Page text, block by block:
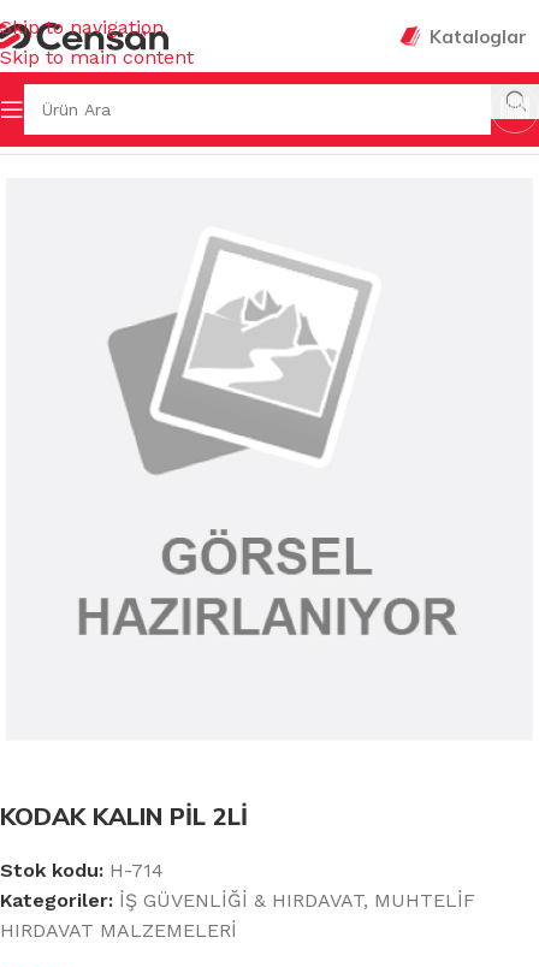
Skip to navigation
Skip to main content
Kataloglar
& HIRDAVAT MUHTELİF HIRDAVAT MALZEMELERİ
KODAK KALIN PİL 2Lİ
Stok kodu: H-714
Kategoriler: İŞ GÜVENLİĞİ & HIRDAVAT, MUHTELİF
HIRDAVAT MALZEMELERİ